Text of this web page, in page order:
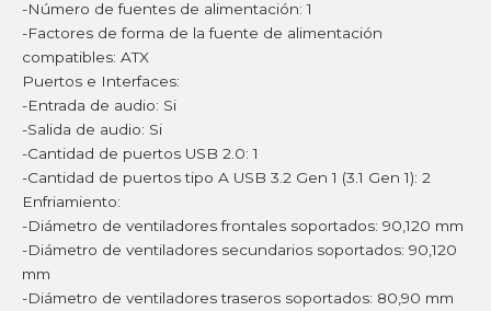
-Número de fuentes de alimentación: 1
-Factores de forma de la fuente de alimentación
compatibles: ATX
Puertos e Interfaces:
-Entrada de audio: Si
-Salida de audio: Si
-Cantidad de puertos USB 2.0: 1
-Cantidad de puertos tipo A USB 3.2 Gen 1 (3.1 Gen 1): 2
Enfriamiento:
-Diámetro de ventiladores frontales soportados: 90,120 mm
-Diámetro de ventiladores secundarios soportados: 90,120
mm
-Diámetro de ventiladores traseros soportados: 80,90 mm